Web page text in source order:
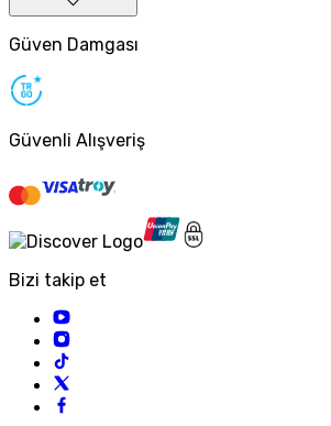
Güven Damgası
Güvenli Alışveriş
Bizi takip et